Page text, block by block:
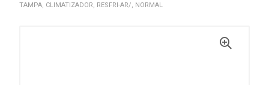
TAMPA, CLIMATIZADOR, RESFRI-AR/, NORMAL